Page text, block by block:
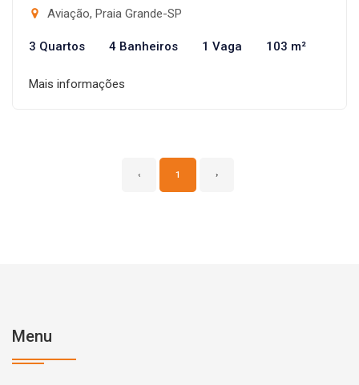
Aviação, Praia Grande-SP
3 Quartos 4 Banheiros 1 Vaga 103 m²
Mais informações
‹ 1 ›
Menu